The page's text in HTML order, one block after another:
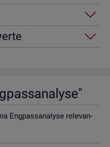
Eng­pass­ana­ly­se re­le­van­